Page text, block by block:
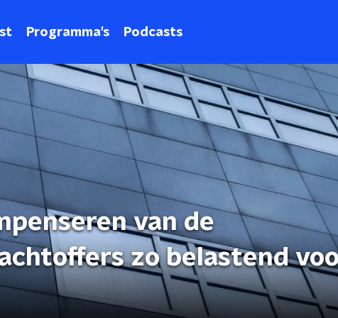
Programma's Podcasts
van de
zo belastend